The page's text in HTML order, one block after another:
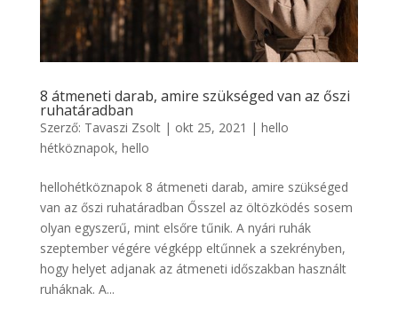
8 átmeneti darab, amire szükséged van az őszi
ruhatáradban
Szerző: Tavaszi Zsolt| okt 25, 2021 | hello
hétköznapok, hello
hellohétköznapok 8 átmeneti darab, amire szükséged
van az őszi ruhatáradban Ősszel az öltözködés sosem
olyan egyszerű, mint elsőre tűnik. A nyári ruhák
szeptember végére végképp eltűnnek a szekrényben,
hogy helyet adjanak az átmeneti időszakban használt
ruháknak. A...